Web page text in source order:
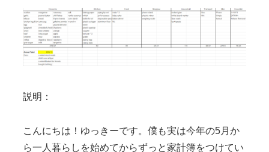
説明：
こんにちは！ゆっきーです。僕も実は今年の5月か
ら一人暮らしを始めてからずっと家計簿をつけてい